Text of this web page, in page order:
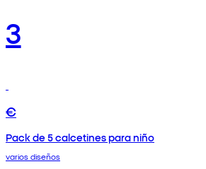
3
€
Pack de 5 calcetines para niño
varios diseños